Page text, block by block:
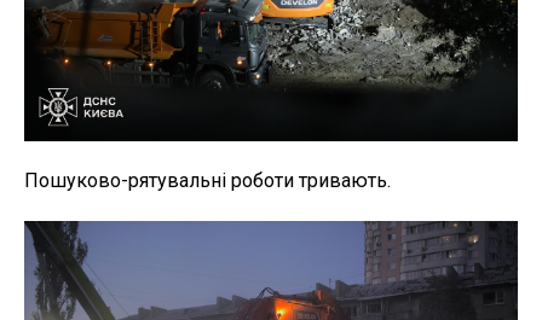
Пошуково-рятувальні роботи тривають.